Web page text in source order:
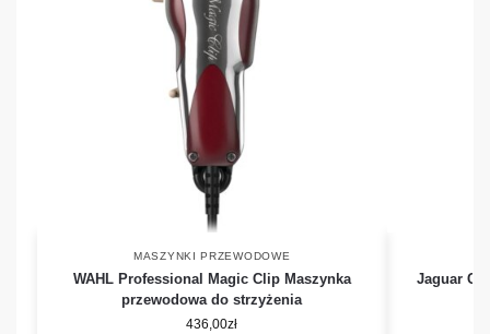
MASZYNKI PRZEWODOWE
WAHL Professional Magic Clip Maszynka
przewodowa do strzyżenia
436,00zł
Jaguar